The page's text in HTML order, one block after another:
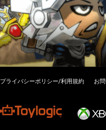
プライバシーポリシー/利用規約 お